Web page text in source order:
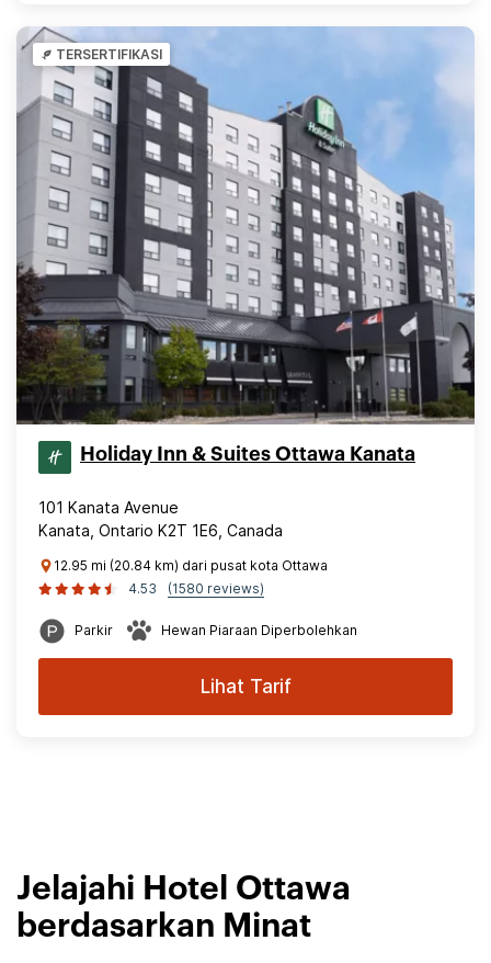
TERSERTIFIKASI
Holiday Inn & Suites Ottawa Kanata
101 Kanata Avenue
Kanata, Ontario K2T 1E6, Canada
12.95 mi (20.84 km) dari pusat kota Ottawa
4.53
(1580 reviews)
Parkir Hewan Piaraan Diperbolehkan
Lihat Tarif
Jelajahi Hotel Ottawa
berdasarkan Minat